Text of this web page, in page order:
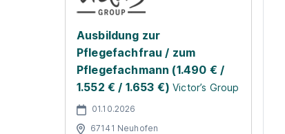
Ausbildung zur
Pflegefachfrau / zum
Pflegefachmann (1.490 € /
1.552 € / 1.653 €) Victor’s Group
01.10.2026
67141 Neuhofen